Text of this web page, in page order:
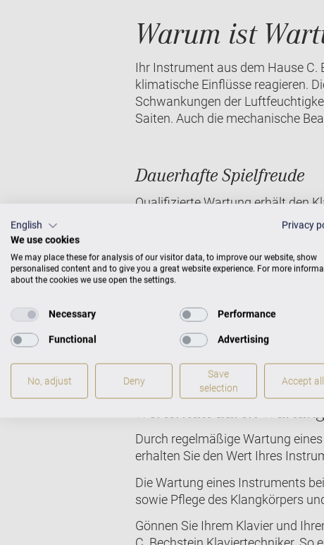
Warum ist
Ihr Instrument aus dem Hause
klimatische Einflüsse reagieren.
Schwankungen der
Saiten. Auch die mechanische
Dauerhafte Spielfreude
Qualifizierte Wartung erhält den
gut intoniertes Klavier sichert
Garantierte Qualität bei
Die hohe Qualität unserer
mehr als die gesetzliche
gewartet und gepflegt wird. Bitte
Werterhalt durch Wartung
Durch regelmäßige Wartung
erhalten Sie den Wert Ihres
Die Wartung eines Instruments
sowie Pflege des Klangkörpers
Gönnen Sie Ihrem Klavier und
English
Privacy
We use cookies
We may place these for analysis of our visitor data, to improve our website, show
personalised content and to give you a great website experience. For more
about the cookies we use open the settings.
Necessary Performance
Functional Advertising
No, adjust Deny
Save
selection
Accept all